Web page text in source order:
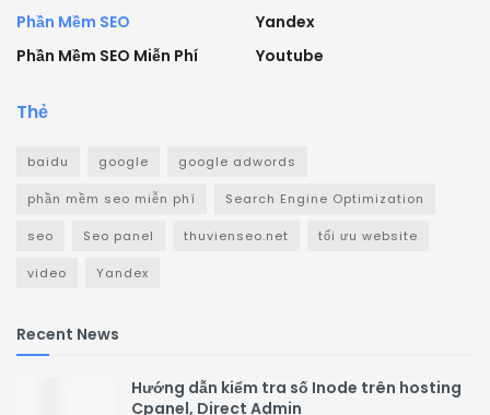
Phần Mềm SEO
Phần Mềm SEO Miễn Phí
Yandex
Youtube
Thẻ
baidu google google adwords
phần mềm seo miễn phí Search Engine Optimization
seo Seo panel thuvienseo.net tối ưu website
video Yandex
Recent News
Hướng dẫn kiểm tra số Inode trên hosting
Cpanel, Direct Admin